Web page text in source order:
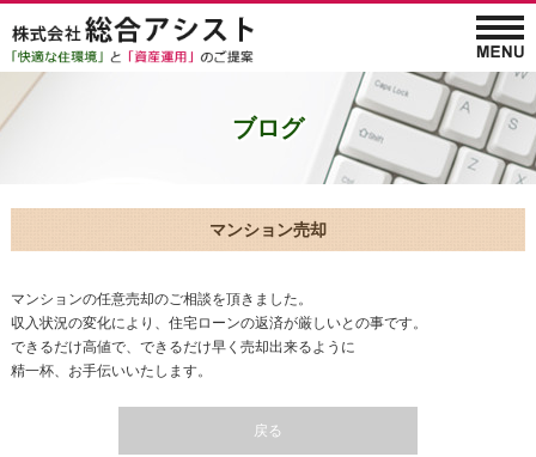
マンション売却
マンションの任意売却のご相談を頂きました。
収入状況の変化により、住宅ローンの返済が厳しいとの事です。
できるだけ高値で、できるだけ早く売却出来るように
精一杯、お手伝いいたします。
戻る